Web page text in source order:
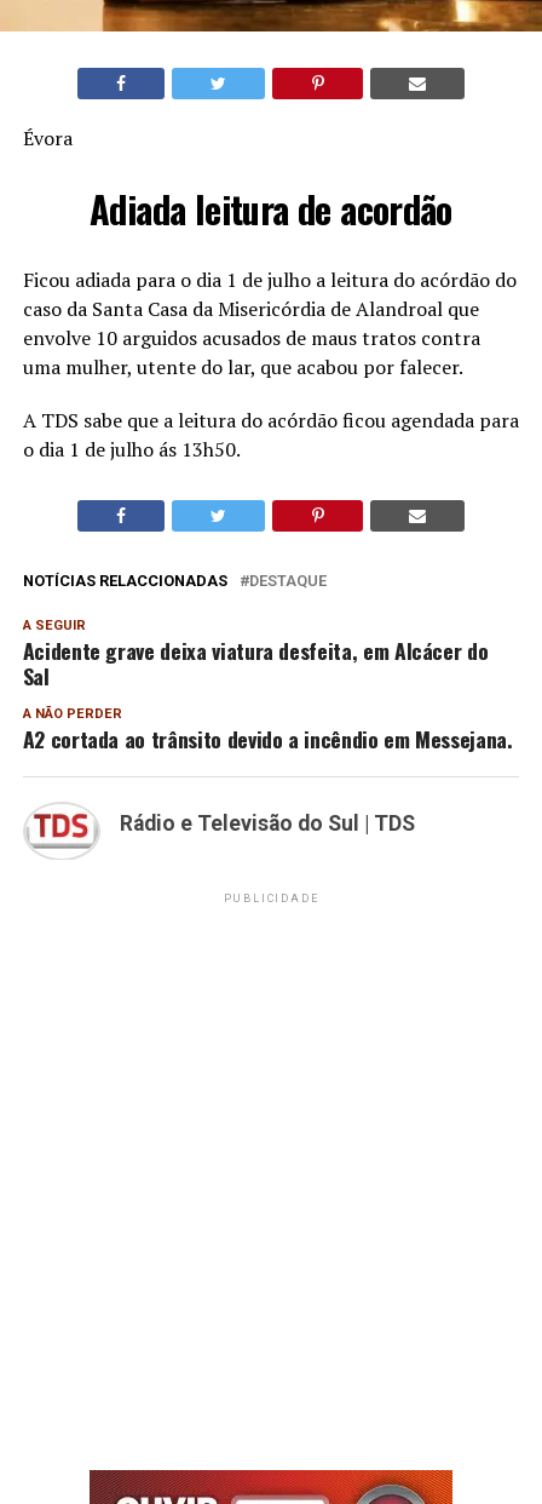
Évora
Adiada leitura de acordão
Ficou adiada para o dia 1 de julho a leitura do acórdão do
caso da Santa Casa da Misericórdia de Alandroal que
envolve 10 arguidos acusados de maus tratos contra
uma mulher, utente do lar, que acabou por falecer.
A TDS sabe que a leitura do acórdão ficou agendada para
o dia 1 de julho ás 13h50.
NOTÍCIAS RELACCIONADAS DESTAQUE
A SEGUIR
Acidente grave deixa viatura desfeita, em Alcácer do
Sal
A NÃO PERDER
A2 cortada ao trânsito devido a incêndio em Messejana.
Rádio e Televisão do Sul | TDS
PUBLICIDADE